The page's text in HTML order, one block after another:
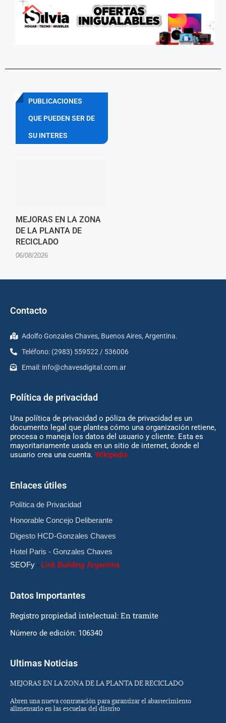
PUBLICACIONES
QUE PUEDEN SER DE
SU INTERES
MEJORAS EN LA ZONA
DE LA PLANTA DE
RECICLADO
06/08/2026
Contacto
Adolfo Gonzales Chaves, Buenos Aires, Argentina.
Teléfono: (2983) 559522 / 536006
Email: info@chavesdigital.com.ar
Política de privacidad
Una política de privacidad o póliza de privacidad es un
documento legal que plantea cómo una organización retiene,
procesa o maneja los datos del usuario y cliente. Esta es
mayoritariamente usada en un sitio de internet, donde el
usuario crea una cuenta. Wikipedia
Enlaces útiles
Política de Privacidad
Honorable Concejo Deliberante
Digesto HCD-Gonzales Chaves
Hotel Paris - Gonzales Chaves
SEOFy - Link Building Argentina
Datos Importantes
Registro propiedad intelectual: En tramite
Número de edición: 106340
Ultimas Noticias
MEJORAS EN LA ZONA DE LA PLANTA DE RECICLADO
Abren una nueva contratación para garantizar el abastecimiento
alimentario en las escuelas del distrito